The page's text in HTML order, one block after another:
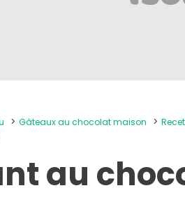
Gâteaux au chocolat maison
au